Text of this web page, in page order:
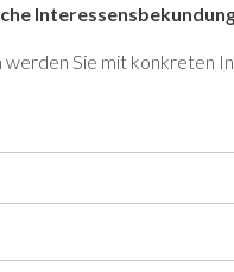
Sie mit konkreten